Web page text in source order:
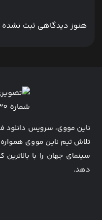
هنوز دیدگاهی ثبت
ناین مووی، سرویس دانلود
تلاش تیم ناین مووی
سینمای جهان را با
دهد.